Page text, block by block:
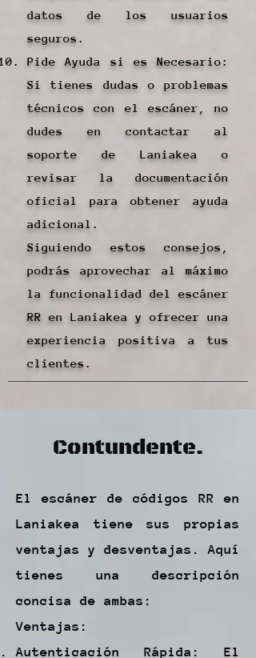
datos de los usuarios
seguros.
Pide Ayuda si es Necesario:
Si tienes dudas o problemas
técnicos con el escáner, no
dudes en contactar al
soporte de Laniakea o
revisar la documentación
oficial para obtener ayuda
adicional.
Siguiendo estos consejos,
podrás aprovechar al máximo
la funcionalidad del escáner
RR en Laniakea y ofrecer una
experiencia positiva a tus
clientes.
Contundente.
El escáner de códigos RR en
Laniakea tiene sus propias
ventajas y desventajas. Aquí
tienes una descripción
concisa de ambas:
Ventajas:
Autenticación Rápida: El